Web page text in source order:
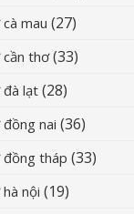
mau (27)
thơ(33)
lạt(28)
nai (36)
tháp (33)
nội (19)